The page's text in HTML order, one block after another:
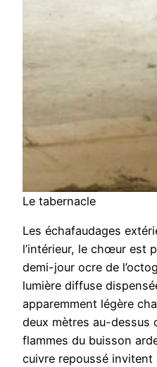
Le tabernacle
Les échafaudages
l’intérieur, le chœur est
demi-jour ocre de
lumière diffuse
apparemment légère
deux mètres au-dessus
flammes du buisson
cuivre repoussé invitent